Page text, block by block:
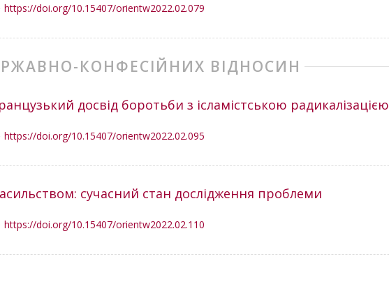
https://doi.org/10.15407/orientw2022.02.079
КОНФЕСІЙНИХ ВІДНОСИН
досвід боротьби з ісламістською радикалізацією
https://doi.org/10.15407/orientw2022.02.095
сучасний стан дослідження проблеми
https://doi.org/10.15407/orientw2022.02.110